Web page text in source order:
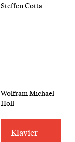
Steffen Cotta
Wolfram Michael
Holl
Klavier